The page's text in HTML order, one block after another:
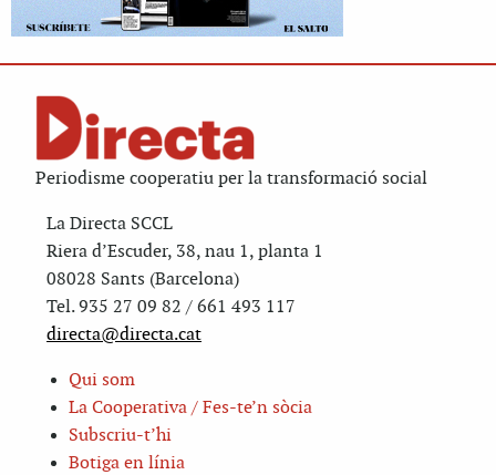
Periodisme cooperatiu per la transformació social
La Directa SCCL
Riera d’Escuder, 38, nau 1, planta 1
08028 Sants (Barcelona)
Tel. 935 27 09 82 / 661 493 117
directa@directa.cat
Qui som
La Cooperativa / Fes-te’n sòcia
Subscriu-t’hi
Botiga en línia